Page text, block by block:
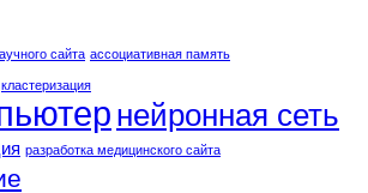
сайта ассоциативная память
кластеризация
нейронная сеть
разработка медицинского сайта